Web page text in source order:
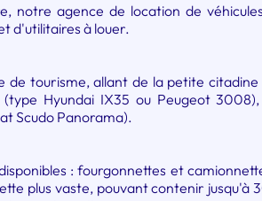
notre agence de location de
d'utilitaires à louer.
de tourisme, allant de la petite
Hyundai IX35 ou Peugeot 3008),
Scudo Panorama).
: fourgonnettes et
plus vaste, pouvant contenir jusqu'à